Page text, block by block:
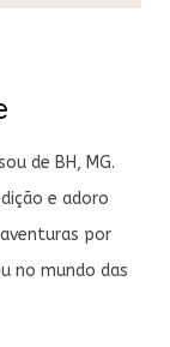
de BH, MG.
e adoro
por
no mundo das